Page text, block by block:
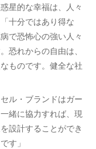
星的な幸福は、人々
十分ではあり得な
で恐怖心の強い人々
恐れからの自由は、
ものです。健全な社
ル・ブランドはガー
緒に協力すれば、現
設計することができ
す」